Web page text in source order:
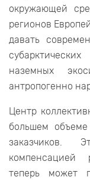
окружающей
регионов
давать
наземных
антропогенно
Центр
большем
заказчиков.
компенсацией
теперь может